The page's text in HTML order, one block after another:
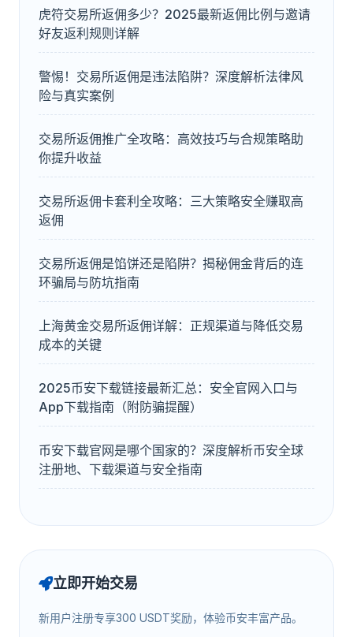
虎符交易所返佣多少？2025最新返佣比例与邀请
好友返利规则详解
警惕！交易所返佣是违法陷阱？深度解析法律风
险与真实案例
交易所返佣推广全攻略：高效技巧与合规策略助
你提升收益
交易所返佣卡套利全攻略：三大策略安全赚取高
返佣
交易所返佣是馅饼还是陷阱？揭秘佣金背后的连
环骗局与防坑指南
上海黄金交易所返佣详解：正规渠道与降低交易
成本的关键
2025币安下载链接最新汇总：安全官网入口与
App下载指南（附防骗提醒）
币安下载官网是哪个国家的？深度解析币安全球
注册地、下载渠道与安全指南
立即开始交易
新用户注册专享300 USDT奖励，体验币安丰富产品。